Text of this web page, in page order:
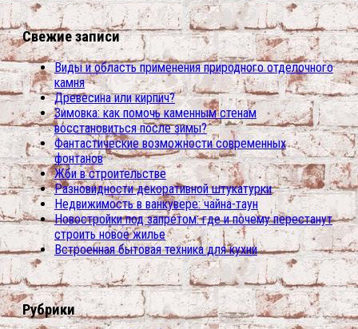
Свежие записи
Виды и область применения природного отделочного
камня
Древесина или кирпич?
Зимовка: как помочь каменным стенам
восстановиться после зимы?
Фантастические возможности современных
фонтанов
Жби в строительстве
Разновидности декоративной штукатурки
Недвижимость в ванкувере: чайна-таун
Новостройки под запретом: где и почему перестанут
строить новое жилье
Встроенная бытовая техника для кухни
Рубрики